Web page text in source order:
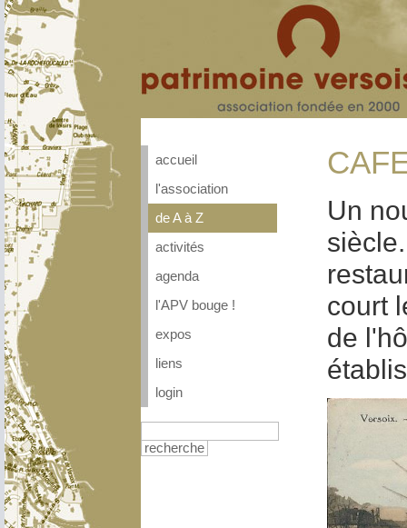
accueil
l'association
de A à Z
activités
agenda
l'APV bouge !
expos
liens
login
recherche
Un
court
de